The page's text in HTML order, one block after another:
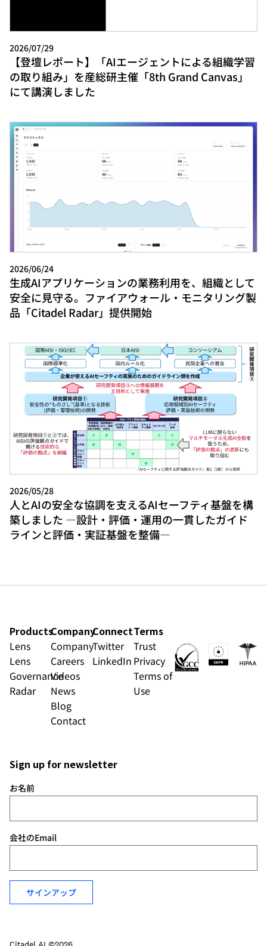
2026/07/29
【登壇レポート】「AIエージェントによる組織学習
の取り組み」を産総研主催「8th Grand Canvas」
にて講演しました
2026/06/24
生成AIアプリケーションの業務利用を、組織として
安全に見守る。ファイアウォール・モニタリング製
品「Citadel Radar」提供開始
2026/05/28
人とAIの安全な協調を支えるAIセーフティ基盤を構
築しました ―設計・評価・運用の一貫したガイド
ラインと評価・実証基盤を整備―
Products
Lens
Lens
Governance
Radar
Company
Company
Careers
Videos
News
Blog
Contact
Connect
Twitter
LinkedIn
Terms
Trust
Privacy
Terms of
Use
Sign up for newsletter
お名前
会社のEmail
サインアップ